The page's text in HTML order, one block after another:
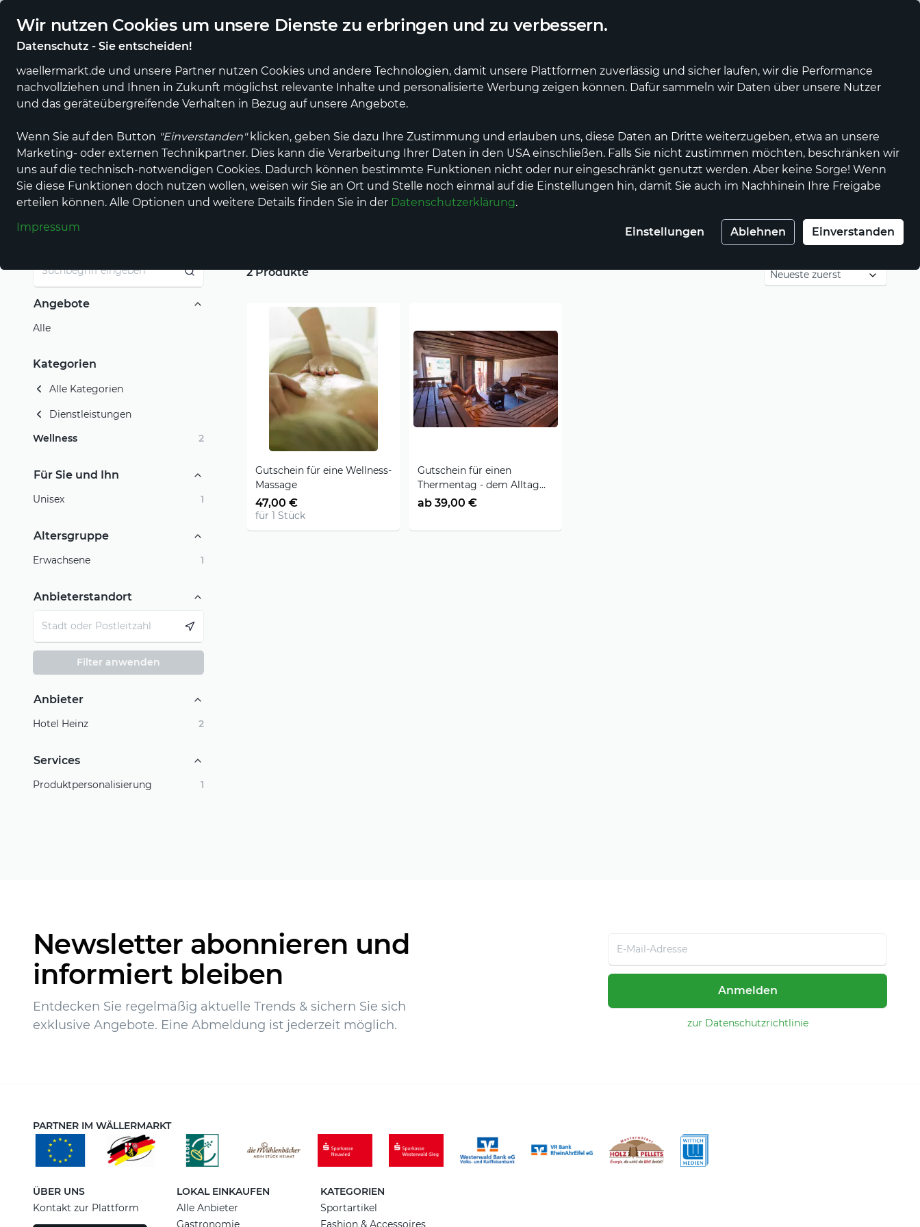
Wir nutzen Cookies um unsere Dienste zu erbringen und zu verbessern.
Datenschutz - Sie entscheiden!
waellermarkt.de und unsere Partner nutzen Cookies und andere Technologien, damit unsere Plattformen zuverlässig und sicher laufen, wir die Performance
nachvollziehen und Ihnen in Zukunft möglichst relevante Inhalte und personalisierte Werbung zeigen können. Dafür sammeln wir Daten über unsere Nutzer
und das geräteübergreifende Verhalten in Bezug auf unsere Angebote.
Wenn Sie auf den Button "Einverstanden"klicken, geben Sie dazu Ihre Zustimmung und erlauben uns, diese Daten an Dritte weiterzugeben, etwa an unsere
Marketing- oder externen Technikpartner. Dies kann die Verarbeitung Ihrer Daten in den USA einschließen. Falls Sie nicht zustimmen möchten, beschränken wir
uns auf die technisch-notwendigen Cookies. Dadurch können bestimmte Funktionen nicht oder nur eingeschränkt genutzt werden. Aber keine Sorge! Wenn
Sie diese Funktionen doch nutzen wollen, weisen wir Sie an Ort und Stelle noch einmal auf die Einstellungen hin, damit Sie auch im Nachhinein Ihre Freigabe
erteilen können. Alle Optionen und weitere Details finden Sie in der Datenschutzerklärung.
Impressum
Einstellungen Ablehnen Einverstanden
Einkaufen im wällermarkt Dienstleistungen Reisen Wellness
Wellness
Angebote
Alle
Kategorien
Alle Kategorien
Dienstleistungen
Wellness
2
Für Sie und Ihn
Unisex 1
Altersgruppe
Erwachsene 1
Anbieterstandort
Filter anwenden
Anbieter
Hotel Heinz 2
Services
Produktpersonalisierung 1
2 Produkte
Gutschein für eine Wellness-
Massage
47,00 €
für 1 Stück
Gutschein für einen
Thermentag - dem Alltag
entfliehen
ab 39,00 €
Newsletter abonnieren und
informiert bleiben
Entdecken Sie regelmäßig aktuelle Trends & sichern Sie sich
exklusive Angebote. Eine Abmeldung ist jederzeit möglich.
Anmelden
zur Datenschutzrichtlinie
PARTNER IM WÄLLERMARKT
ÜBER UNS
Kontakt zur Plattform
LOKAL EINKAUFEN
Alle Anbieter
Gastronomie
KATEGORIEN
Sportartikel
Fashion & Accessoires